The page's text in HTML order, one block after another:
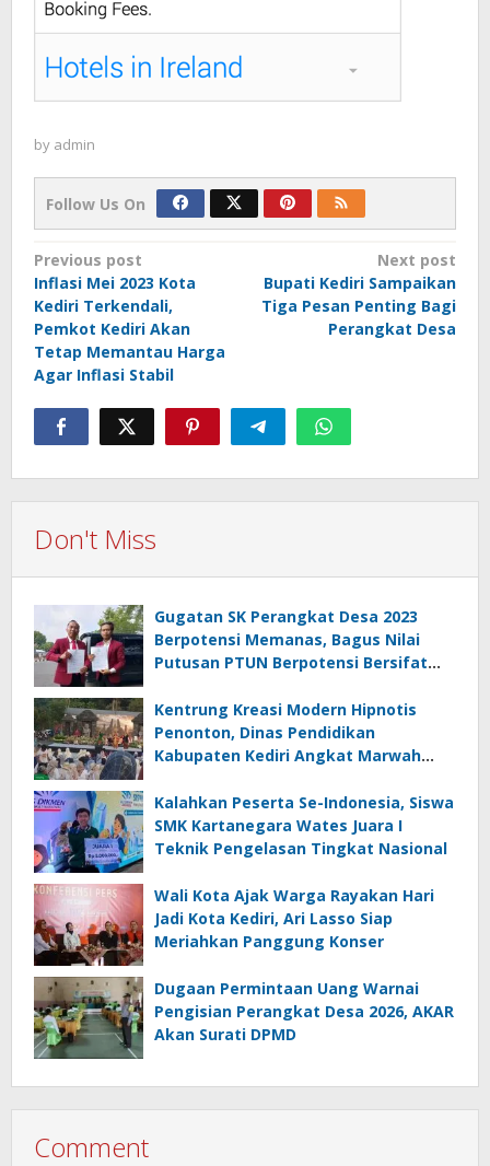
by admin
Follow Us On
Post
navigation
Previous post
Inflasi Mei 2023 Kota
Kediri Terkendali,
Pemkot Kediri Akan
Tetap Memantau Harga
Agar Inflasi Stabil
Next post
Bupati Kediri Sampaikan
Tiga Pesan Penting Bagi
Perangkat Desa
Don't Miss
Gugatan SK Perangkat Desa 2023
Berpotensi Memanas, Bagus Nilai
Putusan PTUN Berpotensi Bersifat
Kentrung Kreasi Modern Hipnotis
Penonton, Dinas Pendidikan
Kabupaten Kediri Angkat Marwah
Kalahkan Peserta Se-Indonesia, Siswa
SMK Kartanegara Wates Juara I
Teknik Pengelasan Tingkat Nasional
Wali Kota Ajak Warga Rayakan Hari
Jadi Kota Kediri, Ari Lasso Siap
Meriahkan Panggung Konser
Dugaan Permintaan Uang Warnai
Pengisian Perangkat Desa 2026, AKAR
Akan Surati DPMD
Comment